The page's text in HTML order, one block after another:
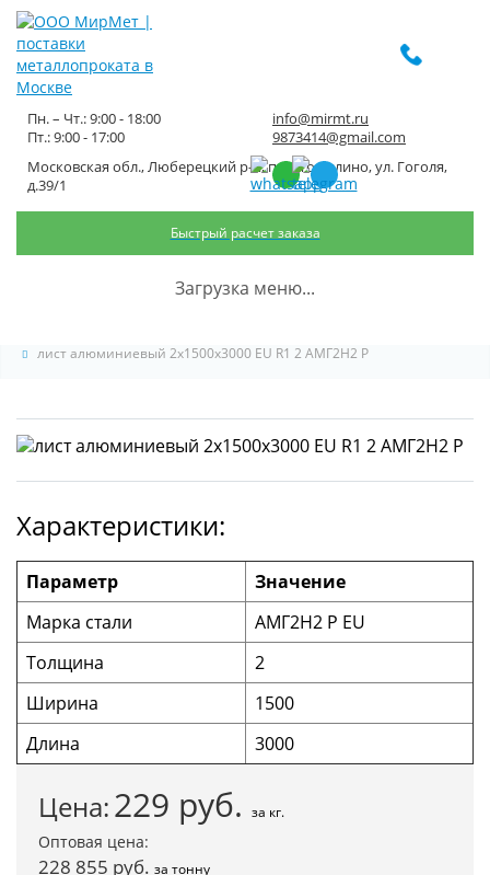
Московская обл., Люберецкий р-н, пос. Томилино, ул. Гоголя,
д.39/1
Пн. – Чт.: 9:00 - 18:00
Пт.: 9:00 - 17:00
info@mirmt.ru
9873414@gmail.com
Быстрый расчет заказа
Загрузка меню...
лист алюминиевый
2x1500x3000 EU R1 2 АМГ2Н2 Р
лист алюминиевый 2x1500x3000 EU R1 2 АМГ2Н2 Р
Характеристики:
Параметр
Значение
Марка стали
АМГ2Н2 Р EU
Толщина
2
Ширина
1500
Длина
3000
Цена:229 руб. за кг.
Оптовая цена:
228 855 руб. за тонну